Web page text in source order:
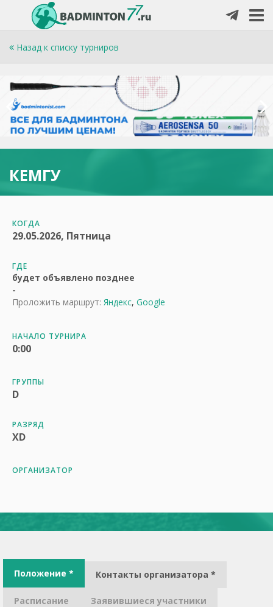
Назад к списку турниров
КЕМГУ
КОГДА
29.05.2026, Пятница
ГДЕ
будет объявлено позднее
-
Проложить маршрут: Яндекс, Google
НАЧАЛО ТУРНИРА
0:00
ГРУППЫ
D
РАЗРЯД
XD
ОРГАНИЗАТОР
Положение * Контакты организатора *
Расписание Заявившиеся участники